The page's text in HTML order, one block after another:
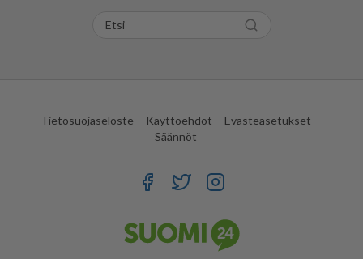
Tietosuojaseloste Käyttöehdot
Evästeasetukset
Säännöt